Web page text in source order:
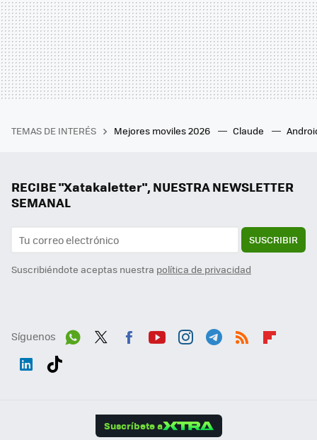
TEMAS DE INTERÉS Mejores moviles 2026 Claude
RECIBE "Xatakaletter", NUESTRA NEWSLETTER
SEMANAL
SUSCRIBIR
Suscribiéndote aceptas nuestra política de privacidad
Síguenos
Suscríbete a